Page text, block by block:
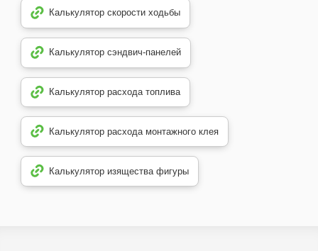
Калькулятор скорости ходьбы
Калькулятор сэндвич-панелей
Калькулятор расхода топлива
Калькулятор расхода монтажного клея
Калькулятор изящества фигуры